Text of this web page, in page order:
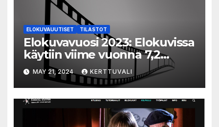
ELOKUVAUUTISET TILASTOT
Elokuvavuosi 2023: Elokuvissa
käytiin viime vuonna 7,2
miljoonaa kertaa ympäri
Suomen
MAY 21, 2024 KERTTUVALI